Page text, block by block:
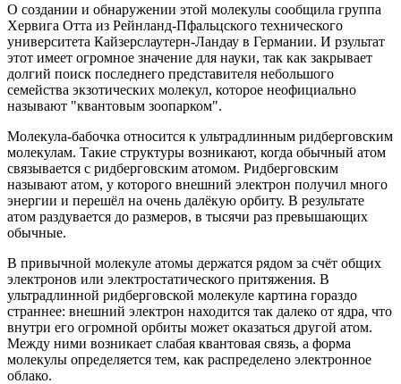
О создании и обнаружении этой молекулы сообщила группа
Хервига Отта из Рейнланд-Пфальцского технического
университета Кайзерслаутерн-Ландау в Германии. И рзультат
этот имеет огромное значение для науки, так как закрывает
долгий поиск последнего представителя небольшого
семейства экзотических молекул, которое неофициально
называют "квантовым зоопарком".
Молекула-бабочка относится к ультрадлинным ридберговским
молекулам. Такие структуры возникают, когда обычный атом
связывается с ридберговским атомом. Ридберговским
называют атом, у которого внешний электрон получил много
энергии и перешёл на очень далёкую орбиту. В результате
атом раздувается до размеров, в тысячи раз превышающих
обычные.
В привычной молекуле атомы держатся рядом за счёт общих
электронов или электростатического притяжения. В
ультрадлинной ридберговской молекуле картина гораздо
страннее: внешний электрон находится так далеко от ядра, что
внутри его огромной орбиты может оказаться другой атом.
Между ними возникает слабая квантовая связь, а форма
молекулы определяется тем, как распределено электронное
облако.